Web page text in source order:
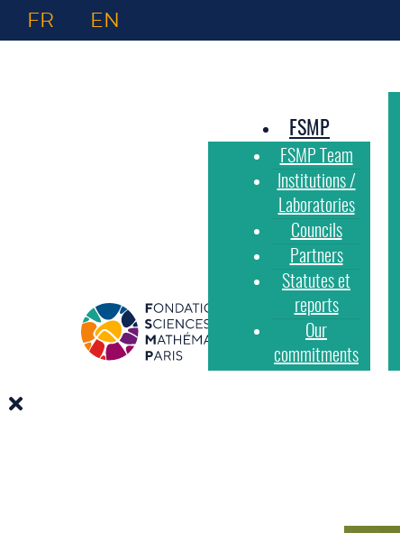
FR EN
FSMP
FSMP Team
Institutions /
Laboratories
Councils
Partners
Statutes et
reports
Our
commitments